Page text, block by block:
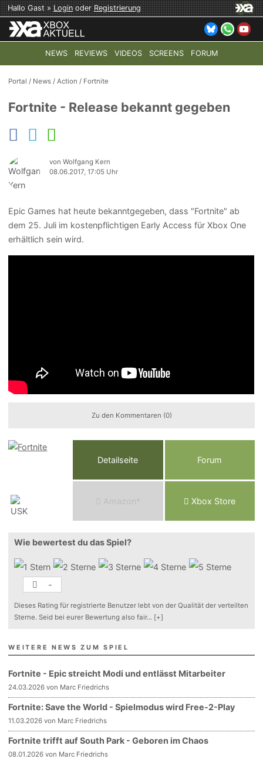
Hallo Gast »LoginoderRegistrierung
NEWS REVIEWS VIDEOS SCREENS FORUM
TOP-THEMEN: COD: MODERN WARFARE 4 HALO:
Portal / News /Action / Fortnite
Fortnite - Release bekannt gegeben
von Wolfgang Kern
08.06.2017, 17:05 Uhr
Epic Games hat heute bekanntgegeben, dass "Fortnite" ab
dem 25. Juli im kostenpflichtigen Early Access für Xbox One
erhältlich sein wird.
Zu den Kommentaren (0)
Detailseite Forum
Ama o n* Xbox Store
Wie bewertest du das Spiel?
-
Dieses Rating für registrierte Benutzer lebt von der Qualität der verteilten
Sterne. Seid bei eurer Bewertung also fair... [+]
WEITERE NEWS ZUM SPIEL
Fortnite - Epic streicht Modi und entlässt Mitarbeiter
24.03.2026 von Marc Friedrichs
Fortnite: Save the World - Spielmodus wird Free-2-Play
11.03.2026 von Marc Friedrichs
Fortnite trifft auf South Park - Geboren im Chaos
08.01.2026 von Marc Friedrichs